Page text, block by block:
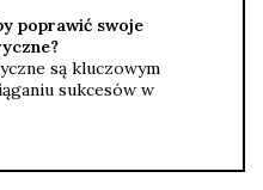
poprawić swoje
są kluczowym
sukcesów w